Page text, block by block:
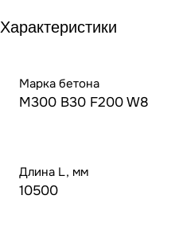
Характеристики
Марка бетона
M300 B30 F200 W8
Длина L, мм
10500